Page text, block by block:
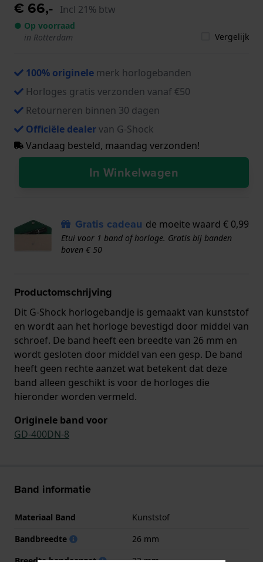
€ 66,- Incl 21% btw
● Op voorraad
in Rotterdam
Vergelijk
100% originele merk horlogebanden
Horloges gratis verzonden vanaf €50
Retourneren binnen 30 dagen
Officiële dealervan G-Shock
Vandaag besteld, maandag verzonden!
In Winkelwagen
Gratis cadeau de moeite waard € 0,99
Etui voor 1 band of horloge. Gratis bij banden
boven € 50
Productomschrijving
Dit G-Shock horlogebandje is gemaakt van kunststof
en wordt aan het horloge bevestigd door middel van
schroef. De band heeft een breedte van 26 mm en
wordt gesloten door middel van een gesp. De band
heeft geen rechte aanzet wat betekent dat deze
band alleen geschikt is voor de horloges die
hieronder worden vermeld.
Originele band voor
GD-400DN-8
Band informatie
Materiaal Band
Kunststof
Bandbreedte
26 mm